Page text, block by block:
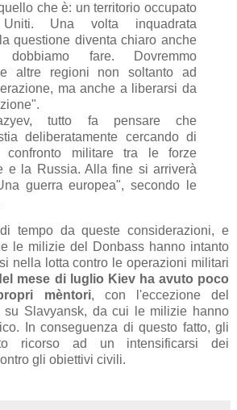
che è: un territorio occupato
Una volta inquadrata
questione diventa chiaro anche
fare. Dovremmo
altre regioni non soltanto ad
ma anche a liberarsi da
tutto fa pensare che
deliberatamente cercando di
confronto militare tra le forze
e la Russia. Alla fine si arriverà
guerra europea", secondo le
tempo da queste considerazioni, e
le milizie del Donbass hanno intanto
nella lotta contro le operazioni militari
mese di luglio Kiev ha avuto poco
mèntori, con l'eccezione del
su Slavyansk, da cui le milizie hanno
In conseguenza di questo fatto, gli
ricorso ad un intensificarsi dei
gli obiettivi civili.